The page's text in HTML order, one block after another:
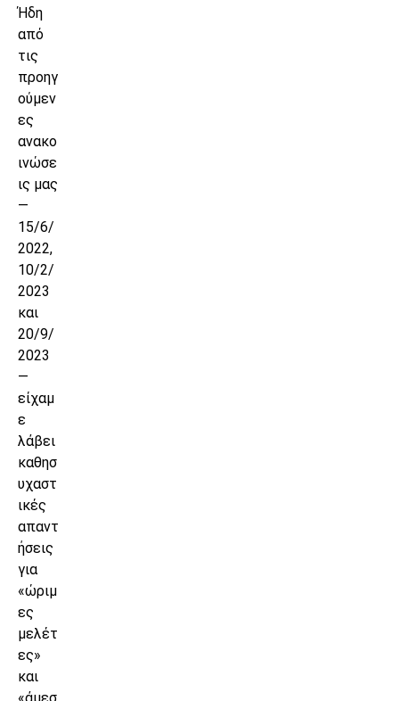
Ήδη
από
τις
προηγ
ούμεν
ες
ανακο
ινώσε
ις μας
—
15/6/
2022,
10/2/
2023
και
20/9/
2023
—
είχαμ
ε
λάβει
καθησ
υχαστ
ικές
απαντ
ήσεις
για
«ώριμ
ες
μελέτ
ες»
και